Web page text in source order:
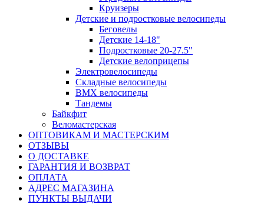
Круизеры
Детские и подростковые велосипеды
Беговелы
Детские 14-18"
Подростковые 20-27.5"
Детские велоприцепы
Электровелосипеды
Складные велосипеды
BMX велосипеды
Тандемы
Байкфит
Веломастерская
ОПТОВИКАМ И МАСТЕРСКИМ
ОТЗЫВЫ
О ДОСТАВКЕ
ГАРАНТИЯ И ВОЗВРАТ
ОПЛАТА
АДРЕС МАГАЗИНА
ПУНКТЫ ВЫДАЧИ